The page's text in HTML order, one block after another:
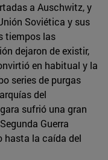
a Auschwitz, y
Soviética y sus
tiempos las
dejaron de existir,
en habitual y la
series de purgas
del
sufrió una gran
Guerra
hasta la caída del